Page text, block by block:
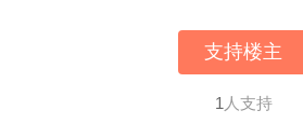
支持楼主
1 人支持